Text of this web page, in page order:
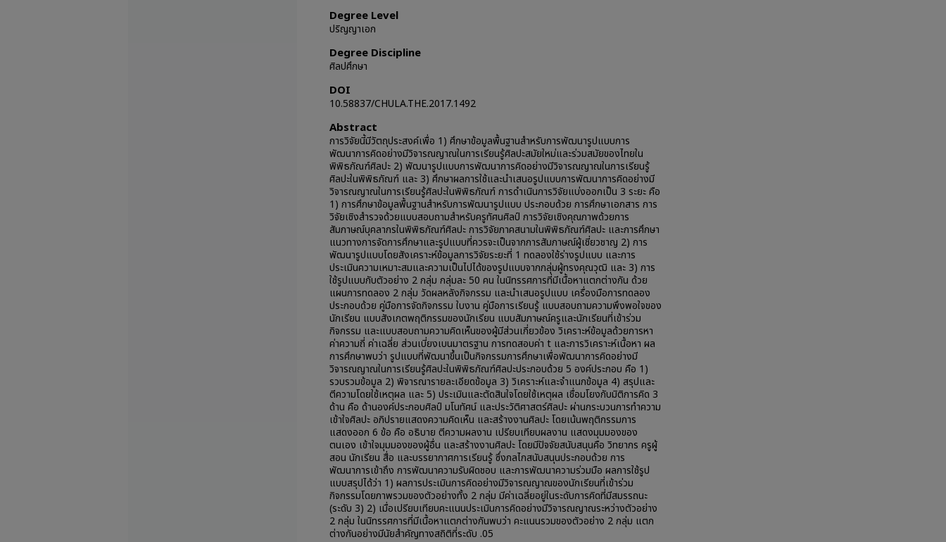
Degree Level
ปริญญาเอก
Degree Discipline
ศิลปศึกษา
DOI
10.58837/CHULA.THE.2017.1492
Abstract
การวิจัยนี้มีวัตถุประสงค์เพื่อ 1) ศึกษาข้อมูลพื้นฐานสำหรับการพัฒนารูปแบบการ
พัฒนาการคิดอย่างมีวิจารณญาณในการเรียนรู้ศิลปะสมัยใหม่และร่วมสมัยของไทยใน
พิพิธภัณฑ์ศิลปะ 2) พัฒนารูปแบบการพัฒนาการคิดอย่างมีวิจารณญาณในการเรียนรู้
ศิลปะในพิพิธภัณฑ์ และ 3) ศึกษาผลการใช้และนำเสนอรูปแบบการพัฒนาการคิดอย่างมี
วิจารณญาณในการเรียนรู้ศิลปะในพิพิธภัณฑ์ การดำเนินการวิจัยแบ่งออกเป็น 3 ระยะ คือ
1) การศึกษาข้อมูลพื้นฐานสำหรับการพัฒนารูปแบบ ประกอบด้วย การศึกษาเอกสาร การ
วิจัยเชิงสำรวจด้วยแบบสอบถามสำหรับครูทัศนศิลป์ การวิจัยเชิงคุณภาพด้วยการ
สัมภาษณ์บุคลากรในพิพิธภัณฑ์ศิลปะ การวิจัยภาคสนามในพิพิธภัณฑ์ศิลปะ และการศึกษา
แนวทางการจัดการศึกษาและรูปแบบที่ควรจะเป็นจากการสัมภาษณ์ผู้เชี่ยวชาญ 2) การ
พัฒนารูปแบบโดยสังเคราะห์ข้อมูลการวิจัยระยะที่ 1 ทดลองใช้ร่างรูปแบบ และการ
ประเมินความเหมาะสมและความเป็นไปได้ของรูปแบบจากกลุ่มผู้ทรงคุณวุฒิ และ 3) การ
ใช้รูปแบบกับตัวอย่าง 2 กลุ่ม กลุ่มละ 50 คน ในนิทรรศการที่มีเนื้อหาแตกต่างกัน ด้วย
แผนการทดลอง 2 กลุ่ม วัดผลหลังกิจกรรม และนำเสนอรูปแบบ เครื่องมือการทดลอง
ประกอบด้วย คู่มือการจัดกิจกรรม ใบงาน คู่มือการเรียนรู้ แบบสอบถามความพึงพอใจของ
นักเรียน แบบสังเกตพฤติกรรมของนักเรียน แบบสัมภาษณ์ครูและนักเรียนที่เข้าร่วม
กิจกรรม และแบบสอบถามความคิดเห็นของผู้มีส่วนเกี่ยวข้อง วิเคราะห์ข้อมูลด้วยการหา
ค่าความถี่ ค่าเฉลี่ย ส่วนเบี่ยงเบนมาตรฐาน การทดสอบค่า t และการวิเคราะห์เนื้อหา ผล
การศึกษาพบว่า รูปแบบที่พัฒนาขึ้นเป็นกิจกรรมการศึกษาเพื่อพัฒนาการคิดอย่างมี
วิจารณญาณในการเรียนรู้ศิลปะในพิพิธภัณฑ์ศิลปะประกอบด้วย 5 องค์ประกอบ คือ 1)
รวบรวมข้อมูล 2) พิจารณารายละเอียดข้อมูล 3) วิเคราะห์และจำแนกข้อมูล 4) สรุปและ
ตีความโดยใช้เหตุผล และ 5) ประเมินและตัดสินใจโดยใช้เหตุผล เชื่อมโยงกับมิติการคิด 3
ด้าน คือ ด้านองค์ประกอบศิลป์ มโนทัศน์ และประวัติศาสตร์ศิลปะ ผ่านกระบวนการทำความ
เข้าใจศิลปะ อภิปรายแสดงความคิดเห็น และสร้างงานศิลปะ โดยเน้นพฤติกรรมการ
แสดงออก 6 ข้อ คือ อธิบาย ตีความผลงาน เปรียบเทียบผลงาน แสดงมุมมองของ
ตนเอง เข้าใจมุมมองของผู้อื่น และสร้างงานศิลปะ โดยมีปัจจัยสนับสนุนคือ วิทยากร ครูผู้
สอน นักเรียน สื่อ และบรรยากาศการเรียนรู้ ซึ่งกลไกสนับสนุนประกอบด้วย การ
พัฒนาการเข้าถึง การพัฒนาความรับผิดชอบ และการพัฒนาความร่วมมือ ผลการใช้รูป
แบบสรุปได้ว่า 1) ผลการประเมินการคิดอย่างมีวิจารณญาณของนักเรียนที่เข้าร่วม
กิจกรรมโดยภาพรวมของตัวอย่างทั้ง 2 กลุ่ม มีค่าเฉลี่ยอยู่ในระดับการคิดที่มีสมรรถนะ
(ระดับ 3) 2) เมื่อเปรียบเทียบคะแนนประเมินการคิดอย่างมีวิจารณญาณระหว่างตัวอย่าง
2 กลุ่ม ในนิทรรศการที่มีเนื้อหาแตกต่างกันพบว่า คะแนนรวมของตัวอย่าง 2 กลุ่ม แตก
ต่างกันอย่างมีนัยสำคัญทางสถิติที่ระดับ .05